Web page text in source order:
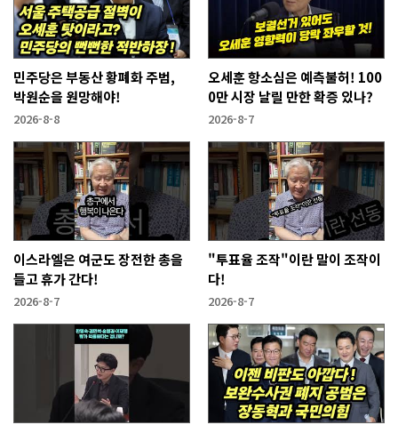
민주당은 부동산 황폐화 주범,
박원순을 원망해야!
2026-8-8
오세훈 항소심은 예측불허! 100
0만 시장 날릴 만한 확증 있나?
2026-8-7
이스라엘은 여군도 장전한 총을
들고 휴가 간다!
2026-8-7
"투표율 조작"이란 말이 조작이
다!
2026-8-7